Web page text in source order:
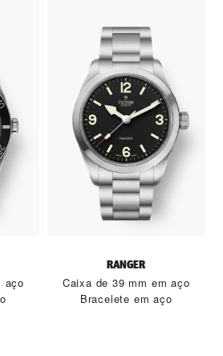
aço
RANGER
Caixa de 39 mm em aço
Bracelete em aço